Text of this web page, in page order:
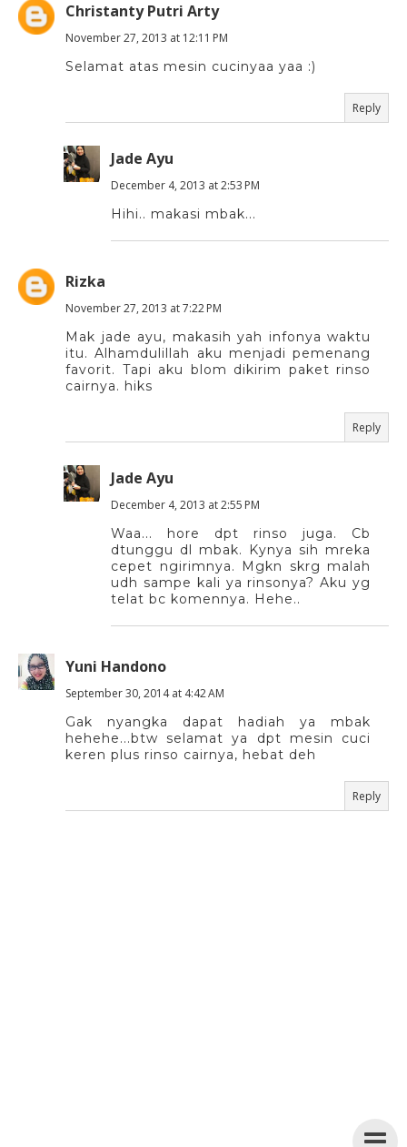
Christanty Putri Arty
November 27, 2013 at 12:11 PM
Selamat atas mesin cucinyaa yaa :)
Reply
Jade Ayu
December 4, 2013 at 2:53 PM
Hihi.. makasi mbak...
Rizka
November 27, 2013 at 7:22 PM
Mak jade ayu, makasih yah infonya waktu
itu. Alhamdulillah aku menjadi pemenang
favorit. Tapi aku blom dikirim paket rinso
cairnya. hiks
Reply
Jade Ayu
December 4, 2013 at 2:55 PM
Waa... hore dpt rinso juga. Cb
dtunggu dl mbak. Kynya sih mreka
cepet ngirimnya. Mgkn skrg malah
udh sampe kali ya rinsonya? Aku yg
telat bc komennya. Hehe..
Yuni Handono
September 30, 2014 at 4:42 AM
Gak nyangka dapat hadiah ya mbak
hehehe...btw selamat ya dpt mesin cuci
keren plus rinso cairnya, hebat deh
Reply